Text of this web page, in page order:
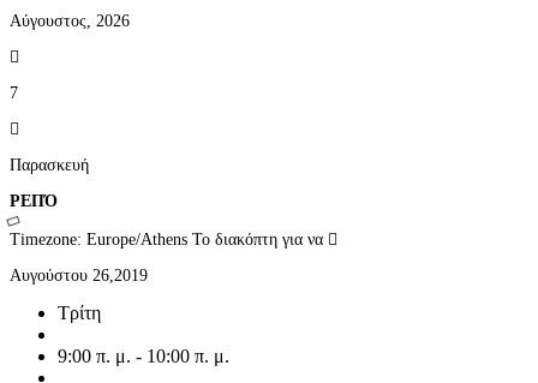
Αύγουστος, 2026
7
Παρασκευή
ΡΕΠΌ
Timezone: Europe/Athens Το διακόπτη για να
Αυγούστου 26,2019
Τρίτη
9:00 π. μ. - 10:00 π. μ.